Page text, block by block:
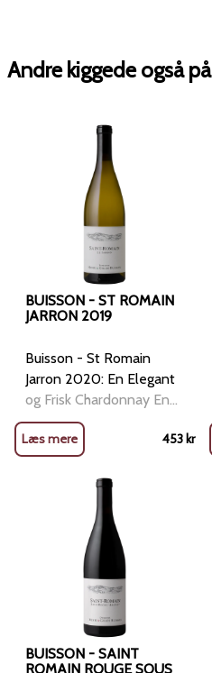
Andre kiggede også på
BUISSON - ST ROMAIN
JARRON 2019
Buisson - St Romain
Jarron 2020: En Elegant
og Frisk Chardonnay En
Unik Chardonnay fra
Saint-Romain Buisson -
St Romain Jarron 2020
er en fortryllende hvidvin
fremstillet udelukkende
af 100% Chardonnay-
druer. Vinen kommer fra
vinstokke, der er 15 år
Læs mere 453kr
BUISSON - SAINT
ROMAIN ROUGE SOUS